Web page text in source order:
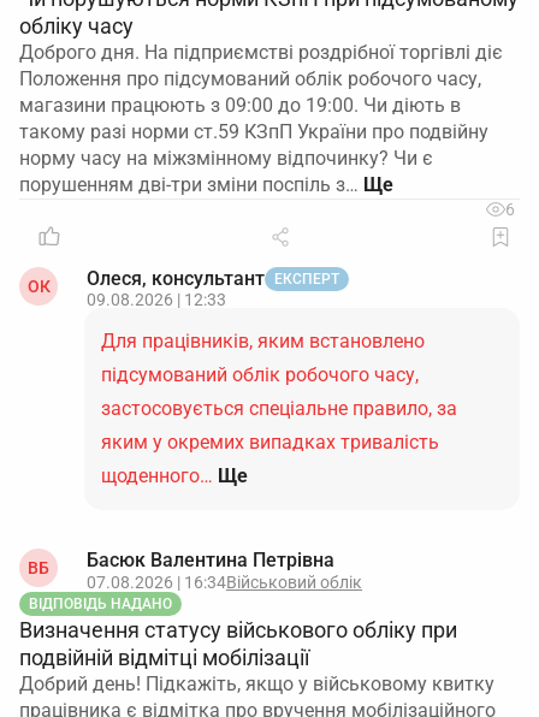
обліку часу
Доброго дня. На підприємстві роздрібної торгівлі діє
Положення про підсумований облік робочого часу,
магазини працюють з 09:00 до 19:00. Чи діють в
такому разі норми ст.59 КЗпП України про подвійну
норму часу на міжзмінному відпочинку? Чи є
порушенням дві-три зміни поспіль з…
6
ОК Олеся, консультант ЕКСПЕРТ
09.08.2026 | 12:33
Для працівників, яким встановлено
підсумований облік робочого часу,
застосовується спеціальне правило, за
яким у окремих випадках тривалість
щоденного… Ще
ВБ Басюк Валентина Петрівна
07.08.2026 | 16:34Військовий облік
ВІДПОВІДЬ НАДАНО
Визначення статусу військового обліку при
подвійній відмітці мобілізації
Добрий день! Підкажіть, якщо у військовому квитку
працівника є відмітка про вручення мобілізаційного